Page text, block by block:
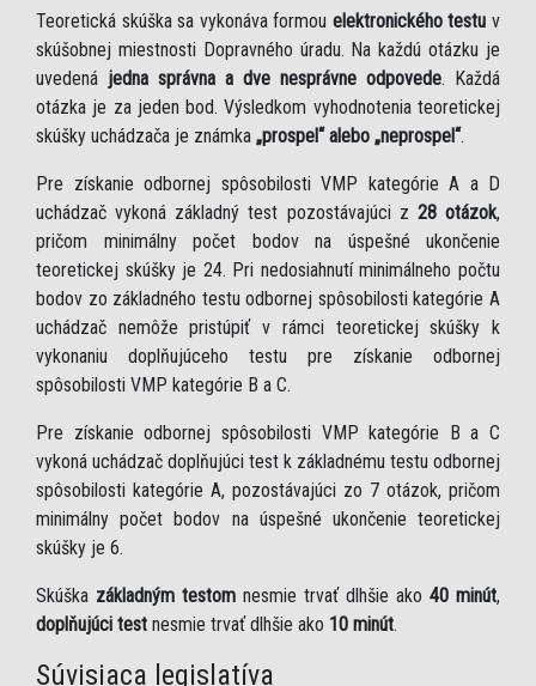
Teoretická skúška sa vykonáva formou elektronického testu v
skúšobnej miestnosti Dopravného úradu. Na každú otázku je
uvedená jedna správna a dve nesprávne odpovede. Každá
otázka je za jeden bod. Výsledkom vyhodnotenia teoretickej
skúšky uchádzača je známka „prospel“ alebo „neprospel“.
Pre získanie odbornej spôsobilosti VMP kategórie A a D
uchádzač vykoná základný test pozostávajúci z 28 otázok,
pričom minimálny počet bodov na úspešné ukončenie
teoretickej skúšky je 24. Pri nedosiahnutí minimálneho počtu
bodov zo základného testu odbornej spôsobilosti kategórie A
uchádzač nemôže pristúpiť v rámci teoretickej skúšky k
vykonaniu doplňujúceho testu pre získanie odbornej
spôsobilosti VMP kategórie B a C.
Pre získanie odbornej spôsobilosti VMP kategórie B a C
vykoná uchádzač doplňujúci test k základnému testu odbornej
spôsobilosti kategórie A, pozostávajúci zo 7 otázok, pričom
minimálny počet bodov na úspešné ukončenie teoretickej
skúšky je 6.
Skúška základným testom nesmie trvať dlhšie ako 40 minút,
doplňujúci test nesmie trvať dlhšie ako 10 minút.
Súvisiaca legislatíva